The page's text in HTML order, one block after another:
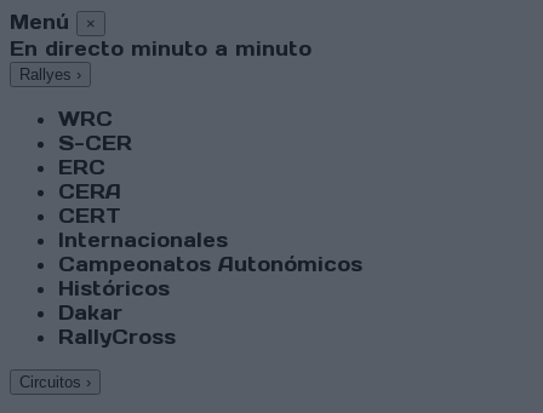
Menú ×
En directo minuto a minuto
Rallyes ›
WRC
S-CER
ERC
CERA
CERT
Internacionales
Campeonatos Autonómicos
Históricos
Dakar
RallyCross
Circuitos ›